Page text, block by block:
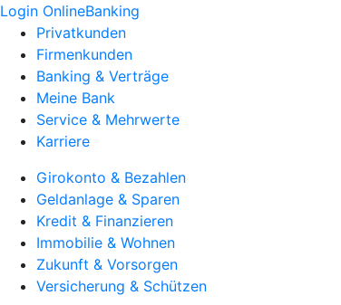
Login OnlineBanking
Privatkunden
Firmenkunden
Banking & Verträge
Meine Bank
Service & Mehrwerte
Karriere
Girokonto & Bezahlen
Geldanlage & Sparen
Kredit & Finanzieren
Immobilie & Wohnen
Zukunft & Vorsorgen
Versicherung & Schützen